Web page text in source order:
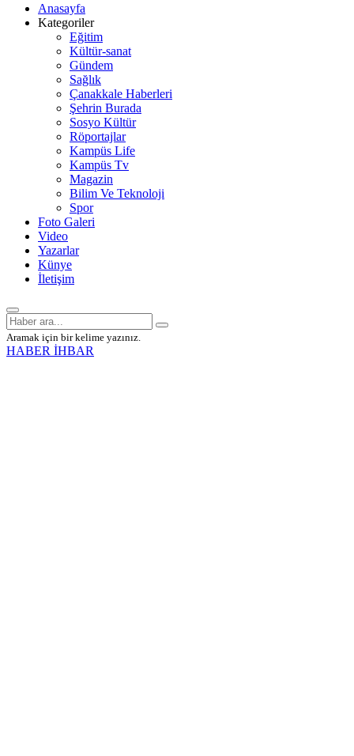
Anasayfa
Kategoriler
Eğitim
Kültür-sanat
Gündem
Sağlık
Çanakkale Haberleri
Şehrin Burada
Sosyo Kültür
Röportajlar
Kampüs Life
Kampüs Tv
Magazin
Bilim Ve Teknoloji
Spor
Foto Galeri
Video
Yazarlar
Künye
İletişim
Aramak için bir kelime yazınız.
HABER İHBAR